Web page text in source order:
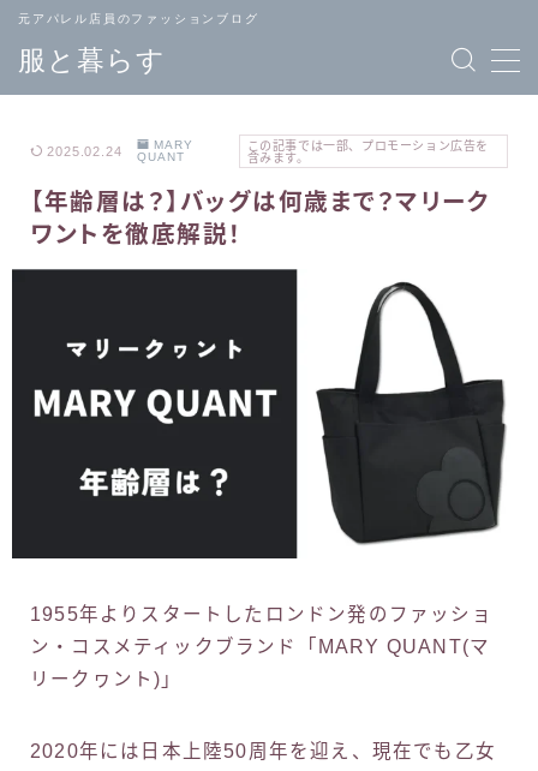
服と暮らす
元アパレル店員のファッションブログ
TOPページ
へ戻る
ブランド
メンズ
ファッション
レディース
ファッション
バッグ
2025.02.24
MARY
QUANT
この記事では一部、プロモーション広告を
含みます。
【年齢層は？】バッグは何歳まで？マリーク
ワントを徹底解説！
1955年よりスタートしたロンドン発のファッショ
ン・コスメティックブランド「MARY QUANT(マ
リークヮント)」
2020年には日本上陸50周年を迎え、現在でも乙女